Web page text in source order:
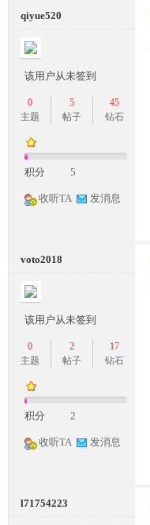
一
条
qiyue520
该用户从未签到
0
主题
5
帖子
45
钻石
积分 5
收听TA 发消息
voto2018
该用户从未签到
0
主题
2
帖子
17
钻石
积分 2
收听TA 发消息
l71754223